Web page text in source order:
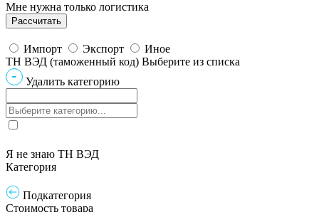
Мне нужна только логистика
Импорт Экспорт
Иное
ТН ВЭД (таможенный код) Выберите из списка
Удалить категорию
Я не знаю ТН ВЭД
Категория
Подкатегория
Стоимость товара